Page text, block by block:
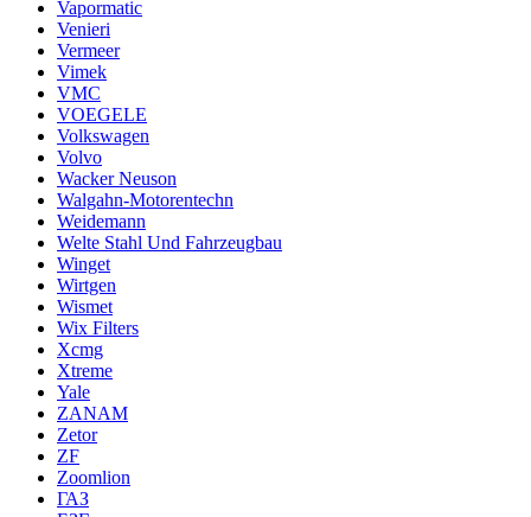
Vapormatic
Venieri
Vermeer
Vimek
VMC
VOEGELE
Volkswagen
Volvo
Wacker Neuson
Walgahn-Motorentechn
Weidemann
Welte Stahl Und Fahrzeugbau
Winget
Wirtgen
Wismet
Wix Filters
Xcmg
Xtreme
Yale
ZANAM
Zetor
ZF
Zoomlion
ГАЗ